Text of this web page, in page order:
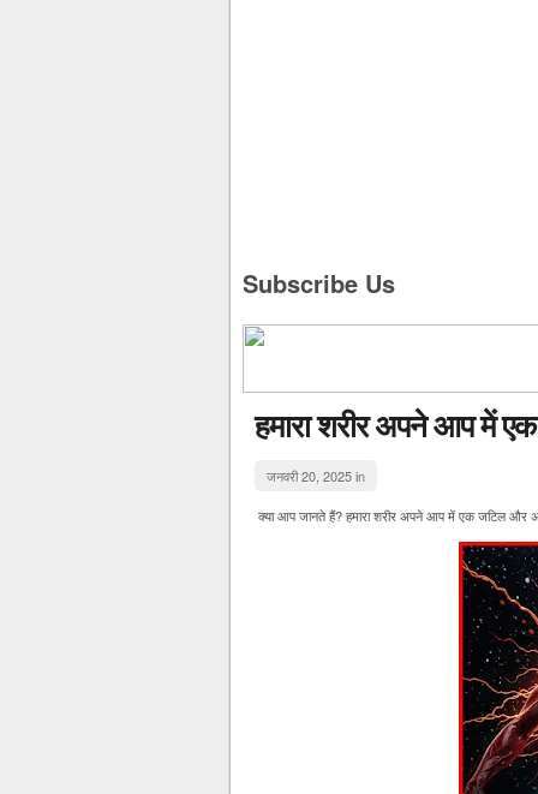
Subscribe Us
हमारा शरीर अपने आप में
जनवरी 20, 2025 in
क्या आप जानते हैं? हमारा शरीर अपने आप में एक जटिल और